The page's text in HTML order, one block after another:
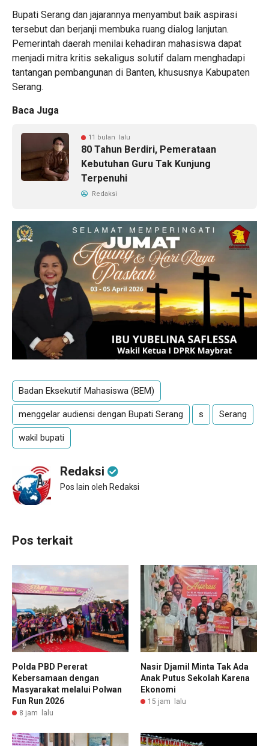
Bupati Serang dan jajarannya menyambut baik aspirasi
tersebut dan berjanji membuka ruang dialog lanjutan.
Pemerintah daerah menilai kehadiran mahasiswa dapat
menjadi mitra kritis sekaligus solutif dalam menghadapi
tantangan pembangunan di Banten, khususnya Kabupaten
Serang.
Baca Juga
11 bulan lalu
80 Tahun Berdiri, Pemerataan
Kebutuhan Guru Tak Kunjung
Terpenuhi
Redaksi
Badan Eksekutif Mahasiswa (BEM)
menggelar audiensi dengan Bupati Serang s Serang
wakil bupati
Redaksi
Pos lain oleh Redaksi
Pos terkait
Polda PBD Pererat
Kebersamaan dengan
Masyarakat melalui Polwan
Fun Run 2026
8 jam lalu
Nasir Djamil Minta Tak Ada
Anak Putus Sekolah Karena
Ekonomi
15 jam lalu